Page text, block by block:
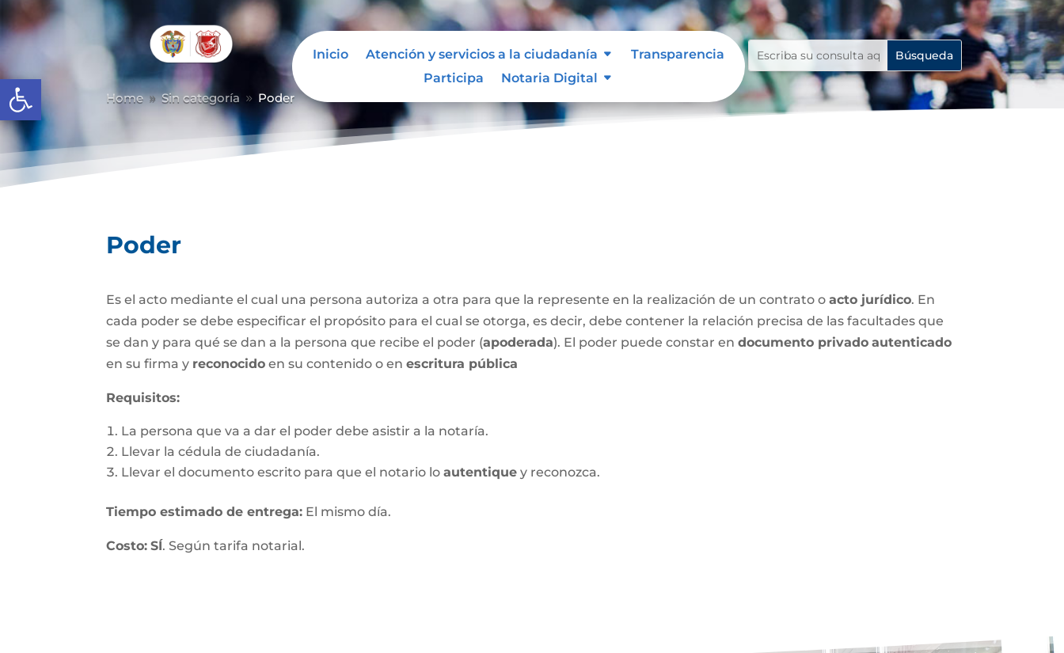
Abrir barra de herramientas
Inicio Atención y servicios a la ciudadanía
Transparencia
Participa
Notaria Digital
Home 9 Sin categoría 9 Poder
Poder
Es el acto mediante el cual una persona autoriza a otra para que la represente en la realización de un contrato oacto jurídico. En
cada poder se debe especificar el propósito para el cual se otorga, es decir, debe contener la relación precisa de las facultades que
se dan y para qué se dan a la persona que recibe el poder (apoderada). El poder puede constar endocumento privado autenticado
en su firma y reconocido en su contenido o enescritura pública
Requisitos:
La persona que va a dar el poder debe asistir a la notaría.
Llevar la cédula de ciudadanía.
Llevar el documento escrito para que el notario loautentique y reconozca.
Tiempo estimado de entrega: El mismo día.
Costo: SÍ. Según tarifa notarial.